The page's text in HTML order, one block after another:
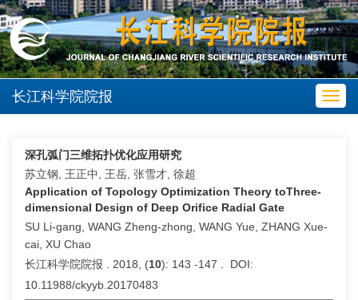
长江科学院院报
深孔弧门三维拓扑优化应用研究
苏立钢, 王正中, 王岳, 张雪才, 徐超
Application of Topology Optimization Theory toThree-
dimensional Design of Deep Orifice Radial Gate
SU Li-gang, WANG Zheng-zhong, WANG Yue, ZHANG Xue-
cai, XU Chao
长江科学院院报 . 2018, (10): 143 -147 . DOI:
10.11988/ckyyb.20170483